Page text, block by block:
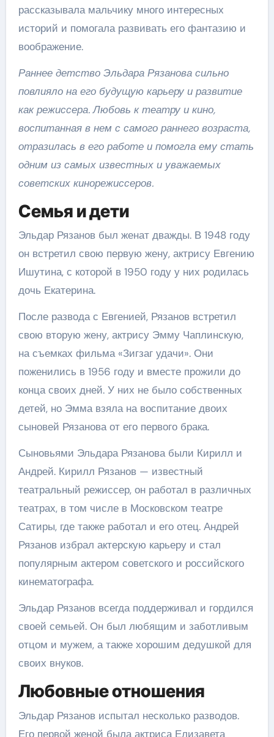
рассказывала мальчику много интересных
историй и помогала развивать его фантазию и
воображение.
Раннее детство Эльдара Рязанова сильно
повлияло на его будущую карьеру и развитие
как режиссера. Любовь к театру и кино,
воспитанная в нем с самого раннего возраста,
отразилась в его работе и помогла ему стать
одним из самых известных и уважаемых
советских кинорежиссеров.
Семья и дети
Эльдар Рязанов был женат дважды. В 1948 году
он встретил свою первую жену, актрису Евгению
Ишутина, с которой в 1950 году у них родилась
дочь Екатерина.
После развода с Евгенией, Рязанов встретил
свою вторую жену, актрису Эмму Чаплинскую,
на съемках фильма «Зигзаг удачи». Они
поженились в 1956 году и вместе прожили до
конца своих дней. У них не было собственных
детей, но Эмма взяла на воспитание двоих
сыновей Рязанова от его первого брака.
Сыновьями Эльдара Рязанова были Кирилл и
Андрей. Кирилл Рязанов — известный
театральный режиссер, он работал в различных
театрах, в том числе в Московском театре
Сатиры, где также работал и его отец. Андрей
Рязанов избрал актерскую карьеру и стал
популярным актером советского и российского
кинематографа.
Эльдар Рязанов всегда поддерживал и гордился
своей семьей. Он был любящим и заботливым
отцом и мужем, а также хорошим дедушкой для
своих внуков.
Любовные отношения
Эльдар Рязанов испытал несколько разводов.
Его первой женой была актриса Елизавета